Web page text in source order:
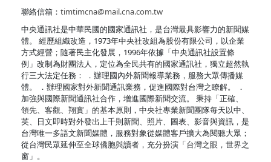
聯絡信箱： timtimcna@mail.cna.com.tw
中央通訊社是中華民國的國家通訊社，是台灣最具影響力的新聞媒
體。 經歷組織改造，1973年中央社改組為股份有限公司，以企業
方式經營；隨著民主化發展，1996年依據「中央通訊社設置條
例」改制為財團法人，定位為全民共有的國家通訊社，獨立超然執
行三大法定任務： ．辦理國內外新聞報導業務，服務大眾傳播媒
體。 ．辦理國家對外新聞通訊業務，促進國際對台灣之瞭解。 ．
加強與國際新聞通訊社合作，增進國際新聞交流。 秉持「正確、
領先、客觀、翔實」的基本原則，中央社專業新聞團隊每天以中、
英、日文即時對外發出上千則新聞、照片、圖表、影音與資訊，是
台灣唯一多語文新聞媒體，服務對象從媒體客戶擴大為閱聽大眾；
從台灣民眾延伸至全球僑胞與讀者，充分扮演「台灣之眼，世界之
窗」。